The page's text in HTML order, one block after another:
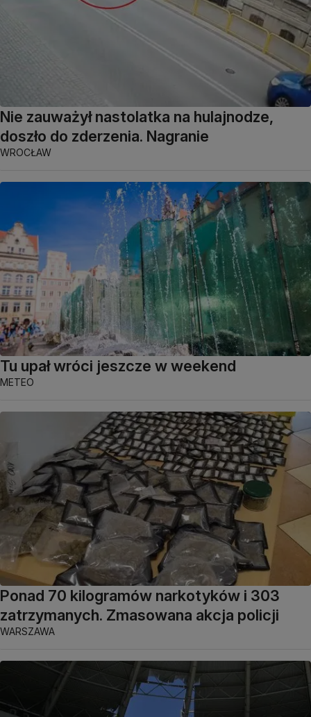
Nie zauważył nastolatka na hulajnodze,
doszło do zderzenia. Nagranie
WROCŁAW
Tu upał wróci jeszcze w weekend
METEO
Ponad 70 kilogramów narkotyków i 303
zatrzymanych. Zmasowana akcja policji
WARSZAWA